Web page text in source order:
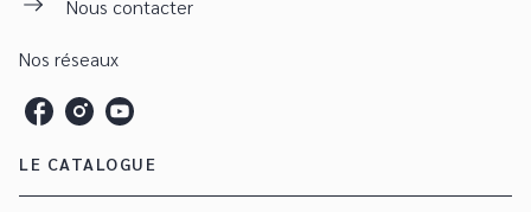
Nous contacter
Nos réseaux
LE CATALOGUE